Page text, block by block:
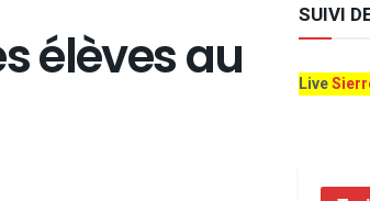
élèves au
SUIVI
Live